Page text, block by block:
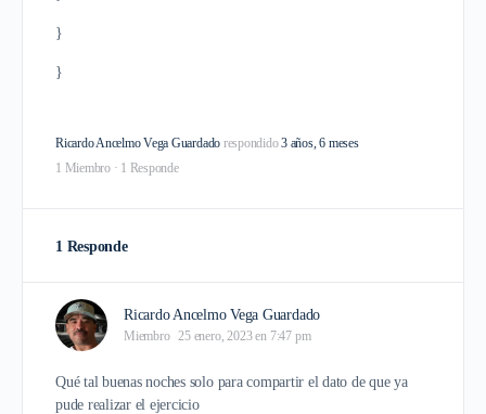
}
}
Ricardo Ancelmo Vega Guardado respondido3 años, 6 meses
1 Miembro · 1 Responde
1 Responde
Ricardo Ancelmo Vega Guardado
Miembro 25 enero, 2023 en 7:47 pm
Qué tal buenas noches solo para compartir el dato de que ya
pude realizar el ejercicio